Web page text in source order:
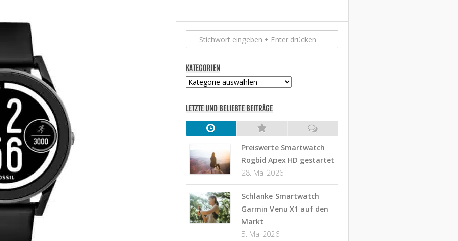
KATEGORIEN
Kategorien
LETZTE UND BELIEBTE BEITRÄGE
Preiswerte Smartwatch
Rogbid Apex HD gestartet
28. Mai 2026
Schlanke Smartwatch
Garmin Venu X1 auf den
Markt
5. Mai 2026